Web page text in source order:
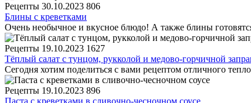
Рецепты 30.10.2023 806
Блины с креветками
Очень необычное и вкусное блюдо! А также блины
Рецепты 19.10.2023 1627
Тёплый салат с тунцом, рукколой и медово-горчичной
Сегодня хотим поделиться с вами рецептом отличного
Рецепты 19.10.2023 896
Паста с креветками в сливочно-чесночном соусе